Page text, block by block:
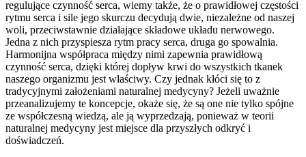
regulujące czynność serca, wiemy także, że o prawidłowej częstości
rytmu serca i sile jego skurczu decydują dwie, niezależne od naszej
woli, przeciwstawnie działające składowe układu nerwowego.
Jedna z nich przyspiesza rytm pracy serca, druga go spowalnia.
Harmonijna współpraca między nimi zapewnia prawidłową
czynność serca, dzięki której dopływ krwi do wszystkich tkanek
naszego organizmu jest właściwy. Czy jednak kłóci się to z
tradycyjnymi założeniami naturalnej medycyny? Jeżeli uważnie
przeanalizujemy te koncepcje, okaże się, że są one nie tylko spójne
ze współczesną wiedzą, ale ją wyprzedzają, ponieważ w teorii
naturalnej medycyny jest miejsce dla przyszłych odkryć i
doświadczeń.